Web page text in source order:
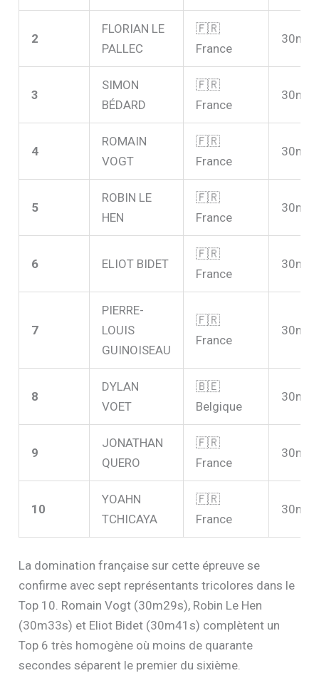
2
FLORIAN LE
PALLEC
🇫🇷
France
3
SIMON
BÉDARD
🇫🇷
France
4
ROMAIN
VOGT
🇫🇷
France
5
ROBIN LE
HEN
🇫🇷
France
6 ELIOT BIDET
🇫🇷
France
7
PIERRE-
LOUIS
GUINOISEAU
🇫🇷
France
8
DYLAN
VOET
🇧🇪
Belgique
9
JONATHAN
QUERO
🇫🇷
France
10
YOAHN
TCHICAYA
🇫🇷
France
La domination française sur cette épreuve se
confirme avec sept représentants tricolores dans le
Top 10. Romain Vogt (30m29s), Robin Le Hen
(30m33s) et Eliot Bidet (30m41s) complètent un
Top 6 très homogène où moins de quarante
secondes séparent le premier du sixième.